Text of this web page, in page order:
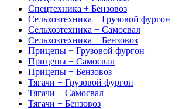
Спецтехника + Бензовоз
Сельхозтехника + Грузовой фургон
Сельхозтехника + Самосвал
Сельхозтехника + Бензовоз
Прицепы + Грузовой фургон
Прицепы + Самосвал
Прицепы + Бензовоз
Тягачи + Грузовой фургон
Тягачи + Самосвал
Тягачи + Бензовоз